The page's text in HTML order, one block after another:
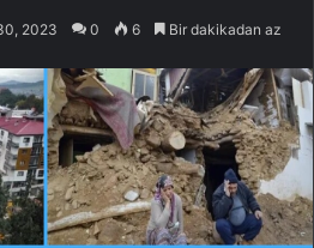
2023 0 6 Bir dakikadan az